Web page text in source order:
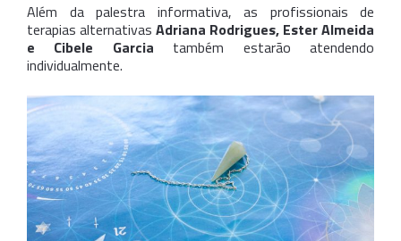
Além da palestra informativa, as profissionais de
terapias alternativas Adriana Rodrigues, Ester Almeida
e Cibele Garcia também estarão atendendo
individualmente.